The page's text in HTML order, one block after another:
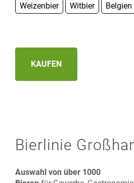
Bierlinie
Auswahl von über 1000
Weizenbier
Witbier Belgien
KAUFEN